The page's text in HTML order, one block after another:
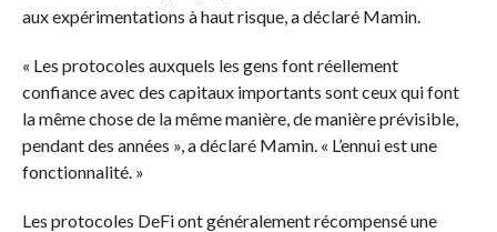
aux expérimentations à haut risque, a déclaré Mamin.
« Les protocoles auxquels les gens font réellement
confiance avec des capitaux importants sont ceux qui font
la même chose de la même manière, de manière prévisible,
pendant des années », a déclaré Mamin. « L’ennui est une
fonctionnalité. »
Les protocoles DeFi ont généralement récompensé une